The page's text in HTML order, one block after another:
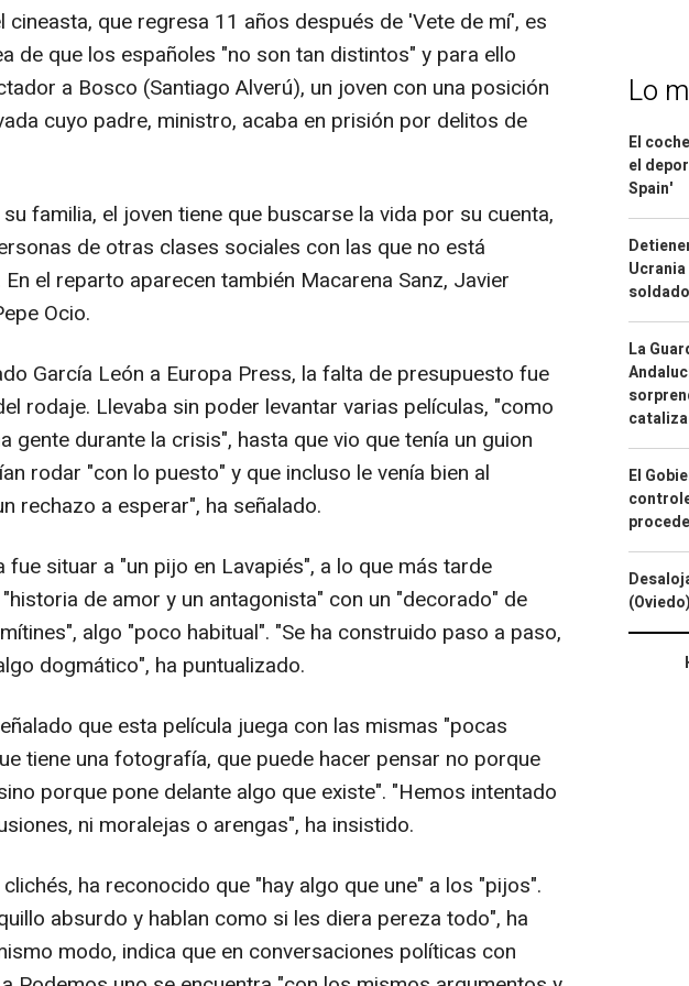
cineasta, que regresa 11 años después de 'Vete de mí', es
de que los españoles "no son tan distintos" y para ello
a Bosco (Santiago Alverú), un joven con una posición
cuyo padre, ministro, acaba en prisión por delitos de
familia, el joven tiene que buscarse la vida por su cuenta,
de otras clases sociales con las que no está
el reparto aparecen también Macarena Sanz, Javier
Ocio.
García León a Europa Press, la falta de presupuesto fue
rodaje. Llevaba sin poder levantar varias películas, "como
gente durante la crisis", hasta que vio que tenía un guion
rodar "con lo puesto" y que incluso le venía bien al
rechazo a esperar", ha señalado.
fue situar a "un pijo en Lavapiés", a lo que más tarde
de amor y un antagonista" con un "decorado" de
algo "poco habitual". "Se ha construido paso a paso,
dogmático", ha puntualizado.
que esta película juega con las mismas "pocas
tiene una fotografía, que puede hacer pensar no porque
porque pone delante algo que existe". "Hemos intentado
ni moralejas o arengas", ha insistido.
ha reconocido que "hay algo que une" a los "pijos".
absurdo y hablan como si les diera pereza todo", ha
modo, indica que en conversaciones políticas con
Lo
El
el
Spain'
La
El